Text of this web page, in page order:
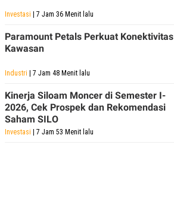
Investasi | 7 Jam 36 Menit lalu
Paramount Petals Perkuat Konektivitas
Kawasan
Industri | 7 Jam 48 Menit lalu
Kinerja Siloam Moncer di Semester I-
2026, Cek Prospek dan Rekomendasi
Saham SILO
Investasi | 7 Jam 53 Menit lalu